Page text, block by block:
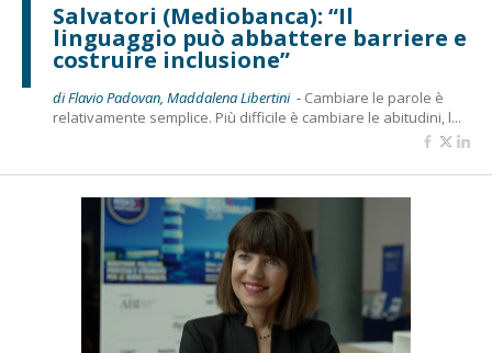
Salvatori (Mediobanca): “Il
linguaggio può abbattere barriere e
costruire inclusione”
di Flavio Padovan, Maddalena Libertini - Cambiare le parole è
relativamente semplice. Più difficile è cambiare le abitudini, l...